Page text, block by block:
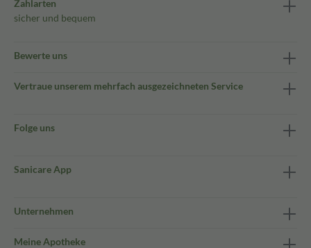
Zahlarten
sicher und bequem
Bewerte uns
Vertraue unserem mehrfach ausgezeichneten Service
Folge uns
Sanicare App
Unternehmen
Meine Apotheke